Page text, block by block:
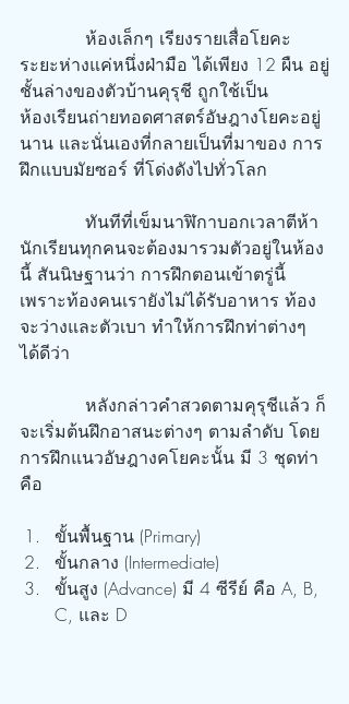
ระยะห่างแค่หนึ่งฝ่ามือ ได้เพียง 12 ผืน อยู่
ชั้นล่างของตัวบ้านคุรุชี ถูกใช้เป็น
ห้องเรียนถ่ายทอดศาสตร์อัษฎางโยคะอยู่
นาน และนั่นเองที่กลายเป็นที่มาของ การ
ฝึกแบบมัยซอร์ ที่โด่งดังไปทั่วโลก
นักเรียนทุกคนจะต้องมารวมตัวอยู่ในห้อง
นี้ สันนิษฐานว่า การฝึกตอนเข้าตรู่นี้
เพราะท้องคนเรายังไม่ได้รับอาหาร ท้อง
จะว่างและตัวเบา ทำให้การฝึกท่าต่างๆ
ได้ดีว่า
จะเริ่มต้นฝึกอาสนะต่างๆ ตามลำดับ โดย
การฝึกแนวอัษฎางคโยคะนั้น มี 3 ชุดท่า
คือ
ขั้นพื้นฐาน (Primary)
ขั้นกลาง (Intermediate)
ขั้นสูง (Advance) มี 4 ซีรีย์ คือ A, B,
C, และ D